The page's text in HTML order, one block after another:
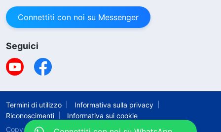
Connettiti con noi su Messenger
Seguici
Termini di utilizzo
Informativa sulla privacy
Riconoscimenti
Informativa sui cookie
Copyright © 2026La Chiesa di Dio Onnipotente. Tutti